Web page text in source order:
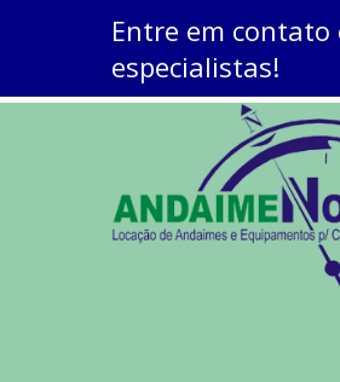
Entre em contato
especialistas!